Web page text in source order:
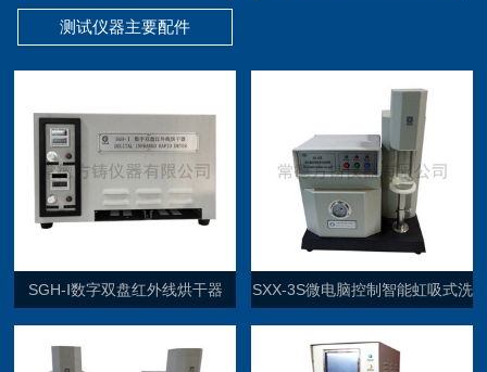
测试仪器主要配件
SGH-Ⅰ数字双盘红外线烘干器 SXX-3S微电脑控制智能虹吸式洗
砂机（单通道）